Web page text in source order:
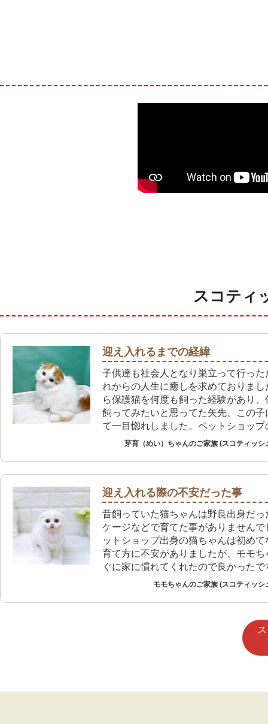
スコティ
迎え入れるまでの経緯
子供達も社会人となり巣立って行った
れからの人生に癒しを求めておりまし
ら保護猫を何度も飼った経験があり、
飼ってみたいと思ってた矢先、この子
て一目惚れしました。ペットショップ
ーケアも安心材料でした。
芽育（めい）ちゃんのご家族 (スコティッシ
迎え入れる際の不安だった事
昔飼っていた猫ちゃんは野良出身だっ
ケージなどで育てた事がありませんで
ットショップ出身の猫ちゃんは初めて
育て方に不安がありましたが、モモち
ぐに家に慣れてくれたので良かったで
モモちゃんのご家族 (スコティッシ